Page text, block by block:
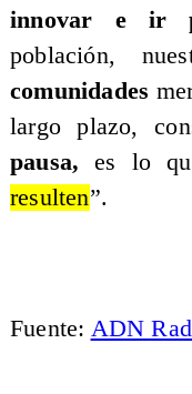
innovar e ir
población,
comunidades
largo plazo,
pausa, es lo
resulten”.
Fuente: ADN